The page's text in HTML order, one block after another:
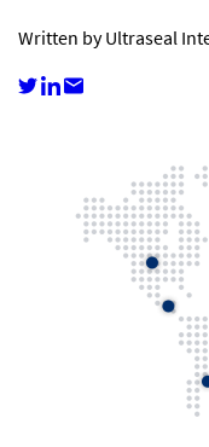
Written by Ultraseal